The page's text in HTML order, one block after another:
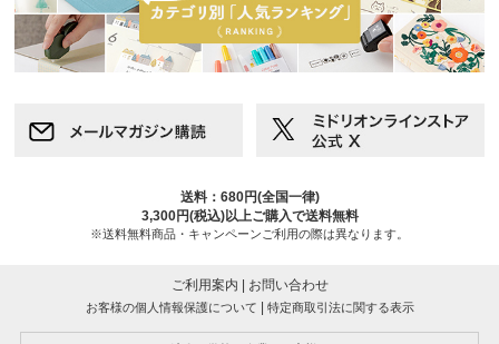
送料：680円(全国一律)
3,300円(税込)以上ご購入で送料無料
※送料無料商品・キャンペーンご利用の際は異なります。
ご利用案内 お問い合わせ
お客様の個人情報保護について 特定商取引法に関する表示